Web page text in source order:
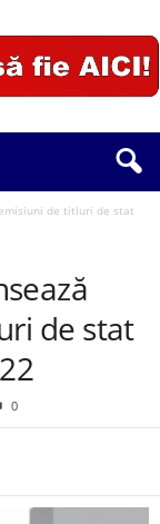
de titluri de stat
de stat
0